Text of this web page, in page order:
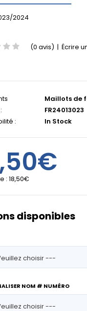
2024
(0 avis) | Écrire
Maillots de
FR24013023
:
In Stock
: 18,50€
disponibles
NOM # NUMÉRO